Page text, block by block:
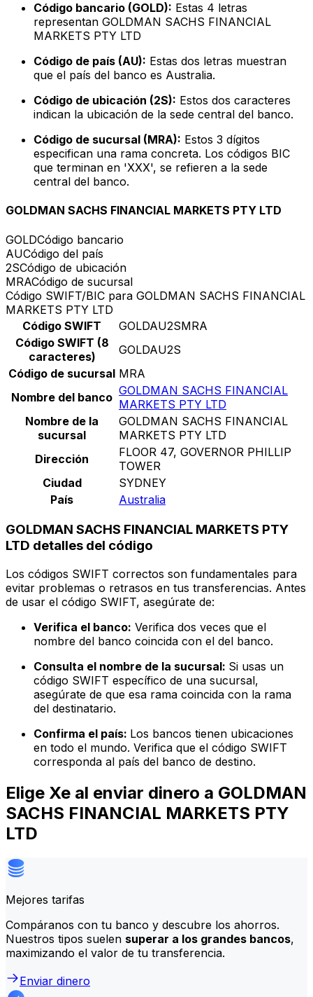
Código bancario (GOLD): Estas 4 letras
representan GOLDMAN SACHS FINANCIAL
MARKETS PTY LTD
Código de país (AU): Estas dos letras muestran
que el país del banco es Australia.
Código de ubicación (2S): Estos dos caracteres
indican la ubicación de la sede central del banco.
Código de sucursal (MRA): Estos 3 dígitos
especifican una rama concreta. Los códigos BIC
que terminan en 'XXX', se refieren a la sede
central del banco.
GOLDMAN SACHS FINANCIAL MARKETS PTY LTD
GOLDCódigo bancario
AUCódigo del país
2SCódigo de ubicación
MRACódigo de sucursal
Código SWIFT/BIC para GOLDMAN SACHS FINANCIAL
MARKETS PTY LTD
Código SWIFT
GOLDAU2SMRA
Código SWIFT (8
caracteres)
GOLDAU2S
Código de sucursal MRA
Nombre del banco GOLDMAN SACHS FINANCIAL
MARKETS PTY LTD
Nombre de la
sucursal
GOLDMAN SACHS FINANCIAL
MARKETS PTY LTD
Dirección
FLOOR 47, GOVERNOR PHILLIP
TOWER
Ciudad
SYDNEY
País
Australia
GOLDMAN SACHS FINANCIAL MARKETS PTY
LTD detalles del código
Los códigos SWIFT correctos son fundamentales para
evitar problemas o retrasos en tus transferencias. Antes
de usar el código SWIFT, asegúrate de:
Verifica el banco: Verifica dos veces que el
nombre del banco coincida con el del banco.
Consulta el nombre de la sucursal: Si usas un
código SWIFT específico de una sucursal,
asegúrate de que esa rama coincida con la rama
del destinatario.
Confirma el país: Los bancos tienen ubicaciones
en todo el mundo. Verifica que el código SWIFT
corresponda al país del banco de destino.
Elige Xe al enviar dinero a GOLDMAN
SACHS FINANCIAL MARKETS PTY
LTD
Mejores tarifas
Compáranos con tu banco y descubre los ahorros.
Nuestros tipos suelen superar a los grandes bancos,
maximizando el valor de tu transferencia.
Enviar dinero